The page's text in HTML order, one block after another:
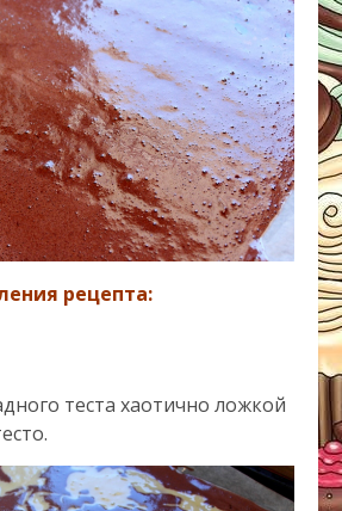
рецепта:
теста хаотично ложкой